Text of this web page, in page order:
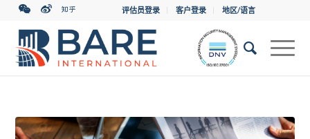
评估员登录 客户登录 地区/语言